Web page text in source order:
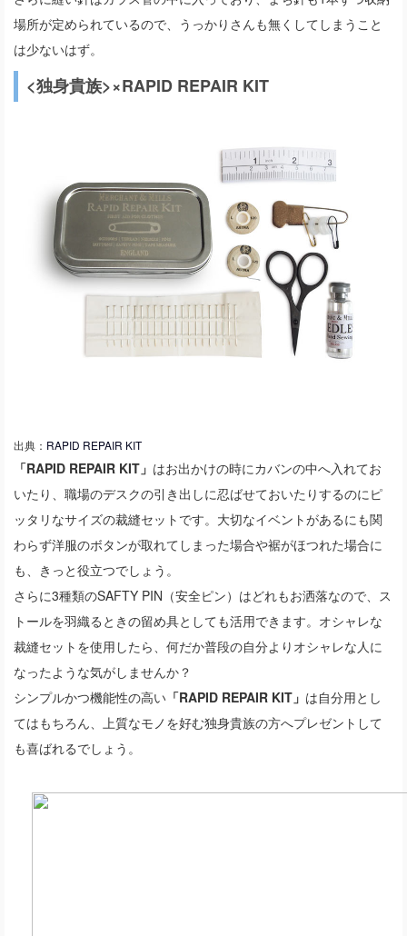
場所が定められているので、うっかりさんも無くしてしまうこと
は少ないはず。
<独身貴族>×RAPID REPAIR KIT
出典： RAPID REPAIR KIT
「RAPID REPAIR KIT」 はお出かけの時にカバンの中へ入れてお
いたり、職場のデスクの引き出しに忍ばせておいたりするのにピ
ッタリなサイズの裁縫セットです。大切なイベントがあるにも関
わらず洋服のボタンが取れてしまった場合や裾がほつれた場合に
も、きっと役立つでしょう。
さらに3種類のSAFTY PIN（安全ピン）はどれもお洒落なので、ス
トールを羽織るときの留め具としても活用できます。オシャレな
裁縫セットを使用したら、何だか普段の自分よりオシャレな人に
なったような気がしませんか？
シンプルかつ機能性の高い 「RAPID REPAIR KIT」 は自分用とし
てはもちろん、上質なモノを好む独身貴族の方へプレゼントして
も喜ばれるでしょう。